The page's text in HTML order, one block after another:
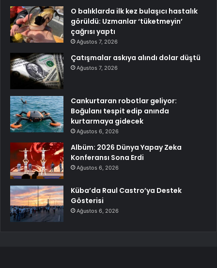
O balıklarda ilk kez bulaşıcı hastalık
görüldü: Uzmanlar ‘tüketmeyin’
çağrısı yaptı
Ağustos 7, 2026
Çatışmalar askıya alındı dolar düştü
Ağustos 7, 2026
Cankurtaran robotlar geliyor:
Boğulanı tespit edip anında
kurtarmaya gidecek
Ağustos 6, 2026
Albüm: 2026 Dünya Yapay Zeka
Konferansı Sona Erdi
Ağustos 6, 2026
Küba’da Raul Castro’ya Destek
Gösterisi
Ağustos 6, 2026